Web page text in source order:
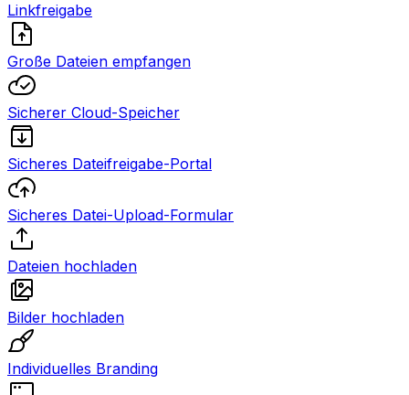
Linkfreigabe
Große Dateien empfangen
Sicherer Cloud-Speicher
Sicheres Dateifreigabe-Portal
Sicheres Datei-Upload-Formular
Dateien hochladen
Bilder hochladen
Individuelles Branding